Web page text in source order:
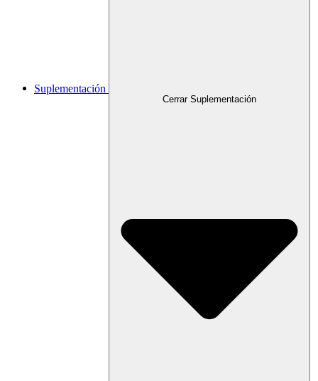
Suplementación
Cerrar Suplementación